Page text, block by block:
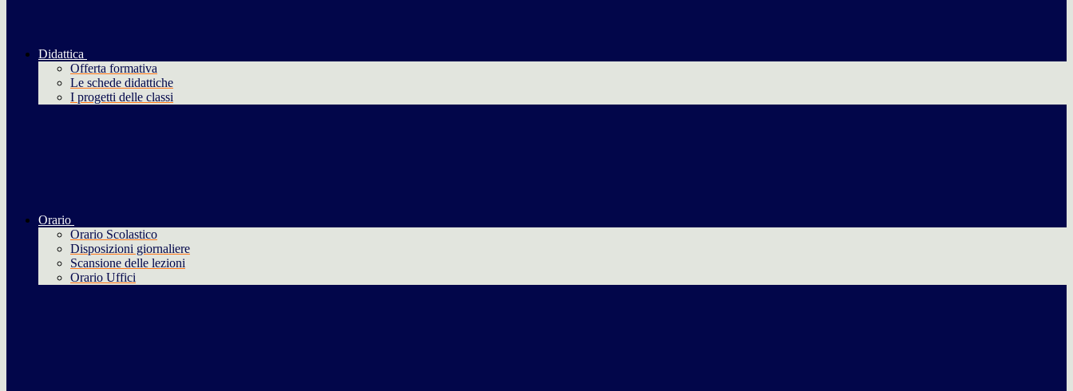
Didattica
Offerta formativa
Le schede didattiche
I progetti delle classi
Orario
Orario Scolastico
Disposizioni giornaliere
Scansione delle lezioni
Orario Uffici